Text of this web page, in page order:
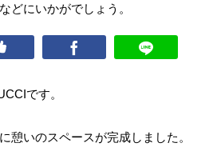
どにいかがでしょう。
です。
憩いのスペースが完成しました。